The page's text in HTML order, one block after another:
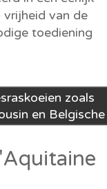
van de
toediening
zoals
en